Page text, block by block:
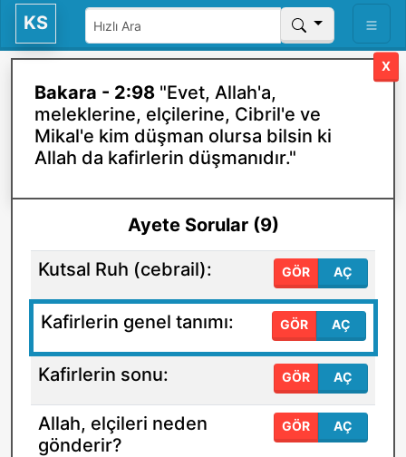
KS
Bakara - 2:98 "Evet, Allah'a,
meleklerine, elçilerine, Cibril'e ve
Mikal'e kim düşman olursa bilsin ki
Allah da kafirlerin düşmanıdır."
X
Ayete Sorular (9)
GÖR AÇ
Kutsal Ruh (cebrail):
GÖR AÇ
Kafirlerin genel tanımı:
GÖR AÇ
Kafirlerin sonu:
GÖR AÇ
Allah, elçileri neden
gönderir?